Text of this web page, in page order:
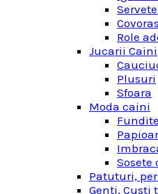
Role
Jucarii Caini
Plusuri
Sfoara
Moda caini
Sosete
Patuturi,
Genţi, Custi